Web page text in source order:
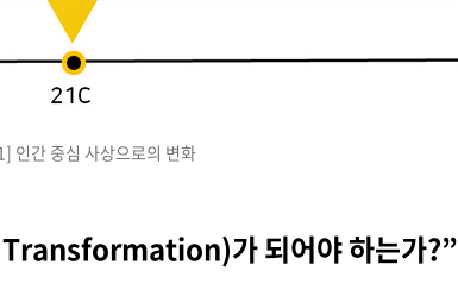
인간 중심 사상으로의 변화
가 되어야 하는가?”